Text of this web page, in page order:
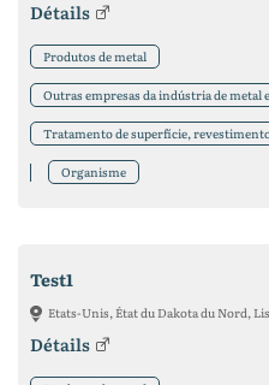
Détails
Produtos de metal
Outras empresas da indústria de metal
Tratamento de superfície,
Organisme
Test1
Etats-Unis, État du Dakota du Nord,
Détails